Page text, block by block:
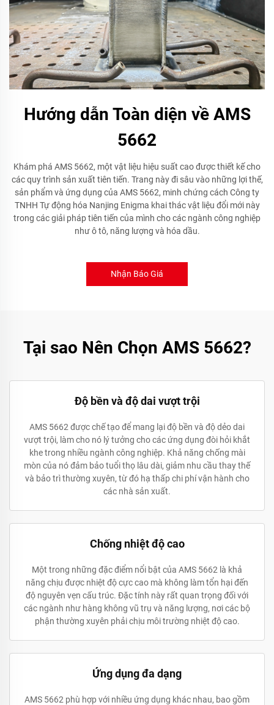
Hướng dẫn Toàn diện về AMS
5662
Khám phá AMS 5662, một vật liệu hiệu suất cao được thiết kế cho
các quy trình sản xuất tiên tiến. Trang này đi sâu vào những lợi thế,
sản phẩm và ứng dụng của AMS 5662, minh chứng cách Công ty
TNHH Tự động hóa Nanjing Enigma khai thác vật liệu đổi mới này
trong các giải pháp tiên tiến của mình cho các ngành công nghiệp
như ô tô, năng lượng và hóa dầu.
Nhận Báo Giá
Tại sao Nên Chọn AMS 5662?
Độ bền và độ dai vượt trội
AMS 5662 được chế tạo để mang lại độ bền và độ dẻo dai
vượt trội, làm cho nó lý tưởng cho các ứng dụng đòi hỏi khắt
khe trong nhiều ngành công nghiệp. Khả năng chống mài
mòn của nó đảm bảo tuổi thọ lâu dài, giảm nhu cầu thay thế
và bảo trì thường xuyên, từ đó hạ thấp chi phí vận hành cho
các nhà sản xuất.
Chống nhiệt độ cao
Một trong những đặc điểm nổi bật của AMS 5662 là khả
năng chịu được nhiệt độ cực cao mà không làm tổn hại đến
độ nguyên vẹn cấu trúc. Đặc tính này rất quan trọng đối với
các ngành như hàng không vũ trụ và năng lượng, nơi các bộ
phận thường xuyên phải chịu môi trường nhiệt độ cao.
Ứng dụng đa dạng
AMS 5662 phù hợp với nhiều ứng dụng khác nhau, bao gồm